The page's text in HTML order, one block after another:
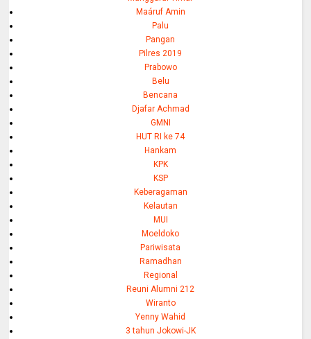
Maáruf Amin
Palu
Pangan
Pilres 2019
Prabowo
Belu
Bencana
Djafar Achmad
GMNI
HUT RI ke 74
Hankam
KPK
KSP
Keberagaman
Kelautan
MUI
Moeldoko
Pariwisata
Ramadhan
Regional
Reuni Alumni 212
Wiranto
Yenny Wahid
3 tahun Jokowi-JK